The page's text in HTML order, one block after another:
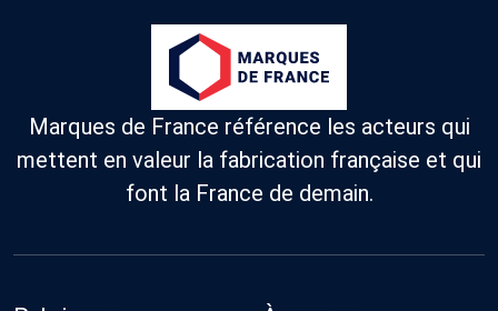
Marques de France référence les acteurs qui
mettent en valeur la fabrication française et qui
font la France de demain.